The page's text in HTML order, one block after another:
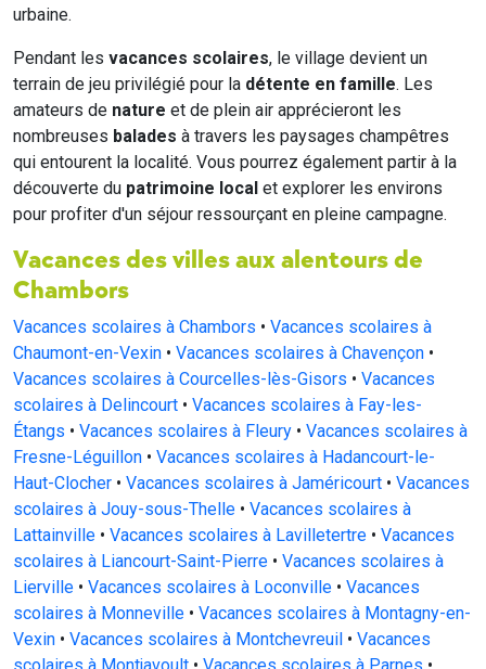
urbaine.
Pendant les vacances scolaires, le village devient un
terrain de jeu privilégié pour la détente en famille. Les
amateurs de nature et de plein air apprécieront les
nombreuses balades à travers les paysages champêtres
qui entourent la localité. Vous pourrez également partir à la
découverte du patrimoine local et explorer les environs
pour profiter d'un séjour ressourçant en pleine campagne.
Vacances des villes aux alentours de
Chambors
Vacances scolaires à Chambors • Vacances scolaires à
Chaumont-en-Vexin • Vacances scolaires à Chavençon •
Vacances scolaires à Courcelles-lès-Gisors • Vacances
scolaires à Delincourt • Vacances scolaires à Fay-les-
Étangs • Vacances scolaires à Fleury • Vacances scolaires à
Fresne-Léguillon • Vacances scolaires à Hadancourt-le-
Haut-Clocher • Vacances scolaires à Jaméricourt • Vacances
scolaires à Jouy-sous-Thelle • Vacances scolaires à
Lattainville • Vacances scolaires à Lavilletertre • Vacances
scolaires à Liancourt-Saint-Pierre • Vacances scolaires à
Lierville • Vacances scolaires à Loconville • Vacances
scolaires à Monneville • Vacances scolaires à Montagny-en-
Vexin • Vacances scolaires à Montchevreuil • Vacances